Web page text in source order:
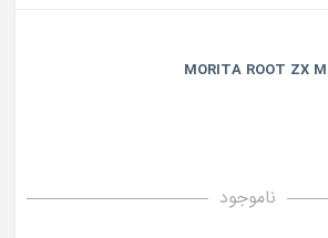
MORITA ROOT ZX
ناموجود